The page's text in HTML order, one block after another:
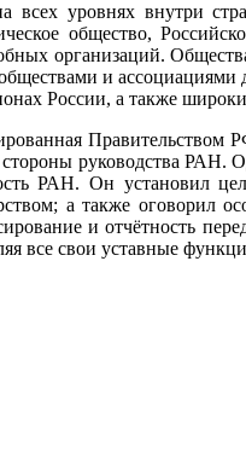
всех уровнях внутри
общество,
организаций.
и ассоциациями
России, а также
руководства РАН.
РАН. Он установил
а также оговорил
и отчётность
все свои уставные